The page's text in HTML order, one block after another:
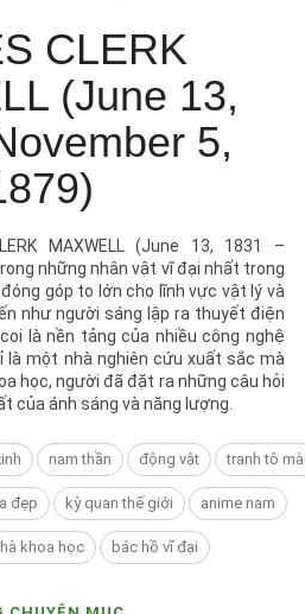
CLERK
(June 13,
5,
MAXWELL (June 13, 1831 –
những nhân vật vĩ đại nhất trong
góp to lớn cho lĩnh vực vật lý và
như người sáng lập ra thuyết điện
là nền tảng của nhiều công nghệ
là một nhà nghiên cứu xuất sắc mà
học, người đã đặt ra những câu hỏi
của ánh sáng và năng lượng.
nam thần động vật tranh tô
đẹp kỳ quan thế giới anime nam
khoa học bác hồ vĩ đại